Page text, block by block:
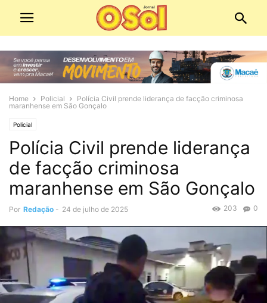
Home Policial
Polícia Civil prende liderança de facção criminosa
maranhense em São Gonçalo
Policial
Polícia Civil prende liderança
de facção criminosa
maranhense em São Gonçalo
Por Redação - 24 de julho de 2025 0
203